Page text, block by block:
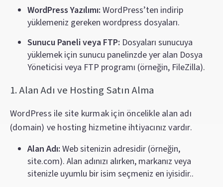
WordPress Yazılımı: WordPress’ten indirip
yüklemeniz gereken wordpress dosyaları.
Sunucu Paneli veya FTP: Dosyaları sunucuya
yüklemek için sunucu panelinzde yer alan Dosya
Yöneticisi veya FTP programı (örneğin, FileZilla).
1. Alan Adı ve Hosting Satın Alma
WordPress ile site kurmak için öncelikle alan adı
(domain) ve hosting hizmetine ihtiyacınız vardır.
Alan Adı: Web sitenizin adresidir (örneğin,
site.com). Alan adınızı alırken, markanız veya
sitenizle uyumlu bir isim seçmeniz en iyisidir..